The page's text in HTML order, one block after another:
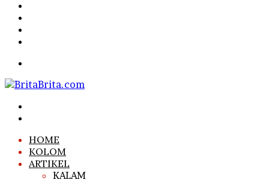
HOME
KOLOM
ARTIKEL
KALAM